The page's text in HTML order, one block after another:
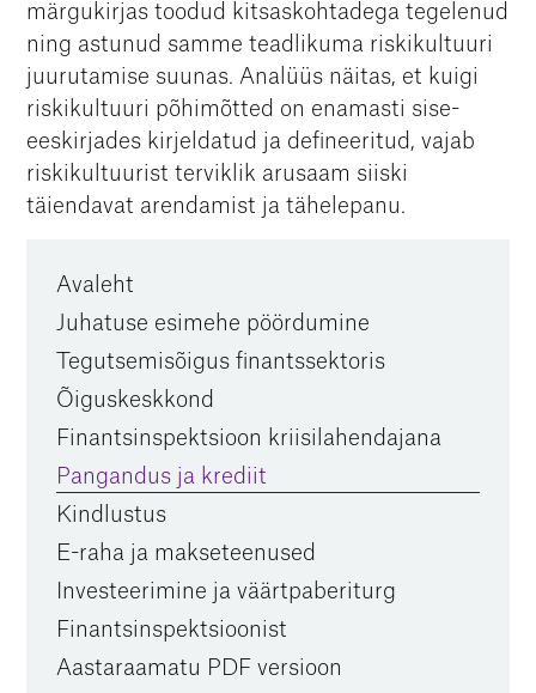
Avaleht
Juhatuse esimehe pöördumine
Tegutsemisõigus finantssektoris
Õiguskeskkond
Finantsinspektsioon kriisilahendajana
Pangandus ja krediit
Kindlustus
E-raha ja makseteenused
Investeerimine ja väärtpaberiturg
Finantsinspektsioonist
Aastaraamatu PDF versioon
märgukirjas toodud kitsaskohtadega tegelenud
ning astunud samme teadlikuma riskikultuuri
juurutamise suunas. Analüüs näitas, et kuigi
riskikultuuri põhimõtted on enamasti sise-
eeskirjades kirjeldatud ja defineeritud, vajab
riskikultuurist terviklik arusaam siiski
täiendavat arendamist ja tähelepanu.